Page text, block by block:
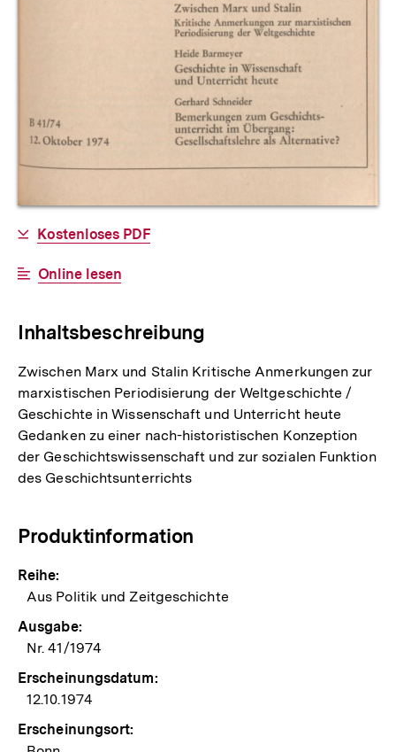
Allgemeine
Informationen
Download-
Kostenloses PDF
Interner
Online lesen
Inhaltsbeschreibung
Zwischen Marx und Stalin Kritische Anmerkungen zur
marxistischen Periodisierung der Weltgeschichte /
Geschichte in Wissenschaft und Unterricht heute
Gedanken zu einer nach-historistischen Konzeption
der Geschichtswissenschaft und zur sozialen Funktion
des Geschichtsunterrichts
Produktinformation
Reihe:
Aus Politik und Zeitgeschichte
Ausgabe:
Nr. 41/1974
Erscheinungsdatum:
12.10.1974
Erscheinungsort: